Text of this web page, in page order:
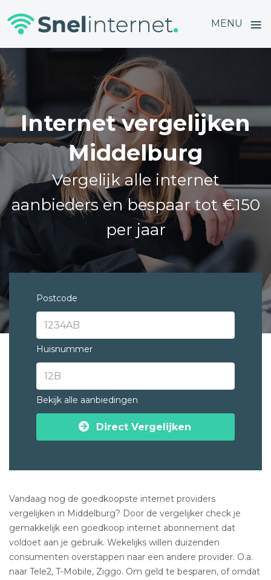
MENU ≡
Skip
to
content
Internet vergelijken
Middelburg
Vergelijk alle internet
aanbieders en bespaar tot €150
per jaar
Postcode
Huisnummer
Bekijk alle aanbiedingen
Direct Vergelijken
Vandaag nog de goedkoopste internet providers
vergelijken in Middelburg? Door de vergelijker check je
gemakkelijk een goedkoop internet abonnement dat
voldoet aan je gebruik. Wekelijks willen duizenden
consumenten overstappen naar een andere provider. O.a.
naar Tele2, T-Mobile, Ziggo. Om geld te besparen, of omdat